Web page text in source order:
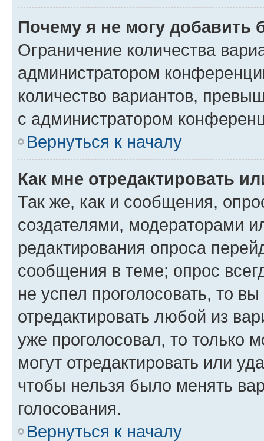
Почему я не могу добавить
Ограничение количества
администратором
количество вариантов,
с администратором
Вернуться к началу
Как мне отредактировать
Так же, как и сообщения,
создателями, модераторами
редактирования опроса
сообщения в теме; опрос
не успел проголосовать, то
отредактировать любой из
уже проголосовал, то только
могут отредактировать или
чтобы нельзя было менять
голосования.
Вернуться к началу